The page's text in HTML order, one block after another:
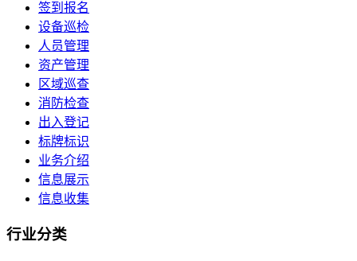
签到报名
设备巡检
人员管理
资产管理
区域巡查
消防检查
出入登记
标牌标识
业务介绍
信息展示
信息收集
行业分类